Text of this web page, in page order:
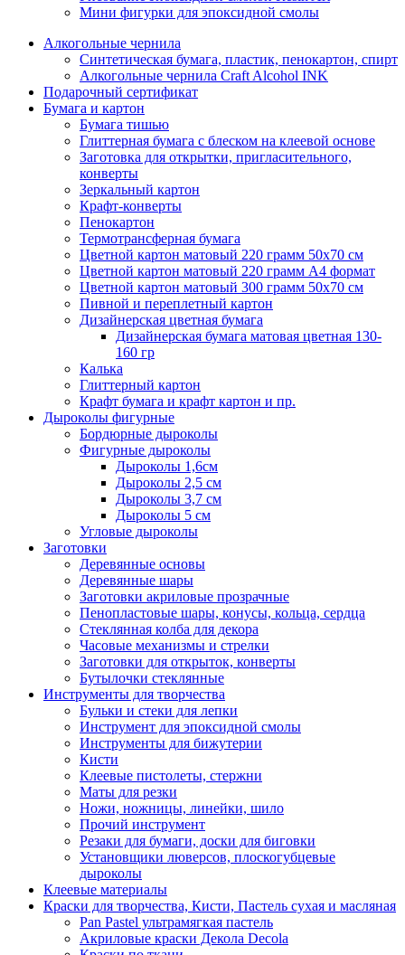
Мини фигурки для эпоксидной смолы
Алкогольные чернила
Синтетическая бумага, пластик, пенокартон, спирт
Алкогольные чернила Craft Alcohol INK
Подарочный сертификат
Бумага и картон
Бумага тишью
Глиттерная бумага с блеском на клеевой основе
Заготовка для открытки, пригласительного,
конверты
Зеркальный картон
Крафт-конверты
Пенокартон
Термотрансферная бумага
Цветной картон матовый 220 грамм 50х70 см
Цветной картон матовый 220 грамм A4 формат
Цветной картон матовый 300 грамм 50х70 см
Пивной и переплетный картон
Дизайнерская цветная бумага
Дизайнерская бумага матовая цветная 130-
160 гр
Калька
Глиттерный картон
Крафт бумага и крафт картон и пр.
Дыроколы фигурные
Бордюрные дыроколы
Фигурные дыроколы
Дыроколы 1,6см
Дыроколы 2,5 см
Дыроколы 3,7 см
Дыроколы 5 см
Угловые дыроколы
Заготовки
Деревянные основы
Деревянные шары
Заготовки акриловые прозрачные
Пенопластовые шары, конусы, кольца, сердца
Стеклянная колба для декора
Часовые механизмы и стрелки
Заготовки для открыток, конверты
Бутылочки стеклянные
Инструменты для творчества
Бульки и стеки для лепки
Инструмент для эпоксидной смолы
Инструменты для бижутерии
Кисти
Клеевые пистолеты, стержни
Маты для резки
Ножи, ножницы, линейки, шило
Прочий инструмент
Резаки для бумаги, доски для биговки
Установщики люверсов, плоскогубцевые
дыроколы
Клеевые материалы
Краски для творчества, Кисти, Пастель сухая и масляная
Pan Pastel ультрамягкая пастель
Акриловые краски Декола Decola